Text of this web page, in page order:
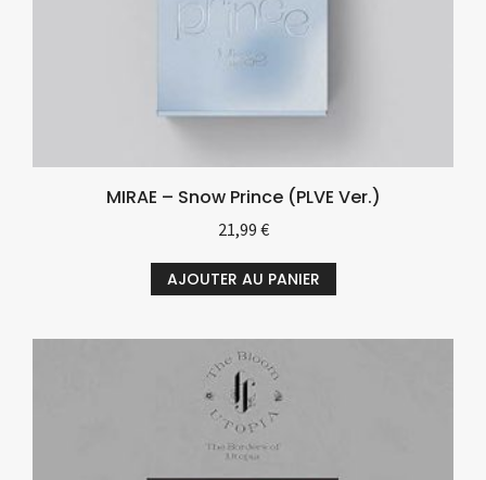
MIRAE – Snow Prince (PLVE Ver.)
21,99 €
AJOUTER AU PANIER